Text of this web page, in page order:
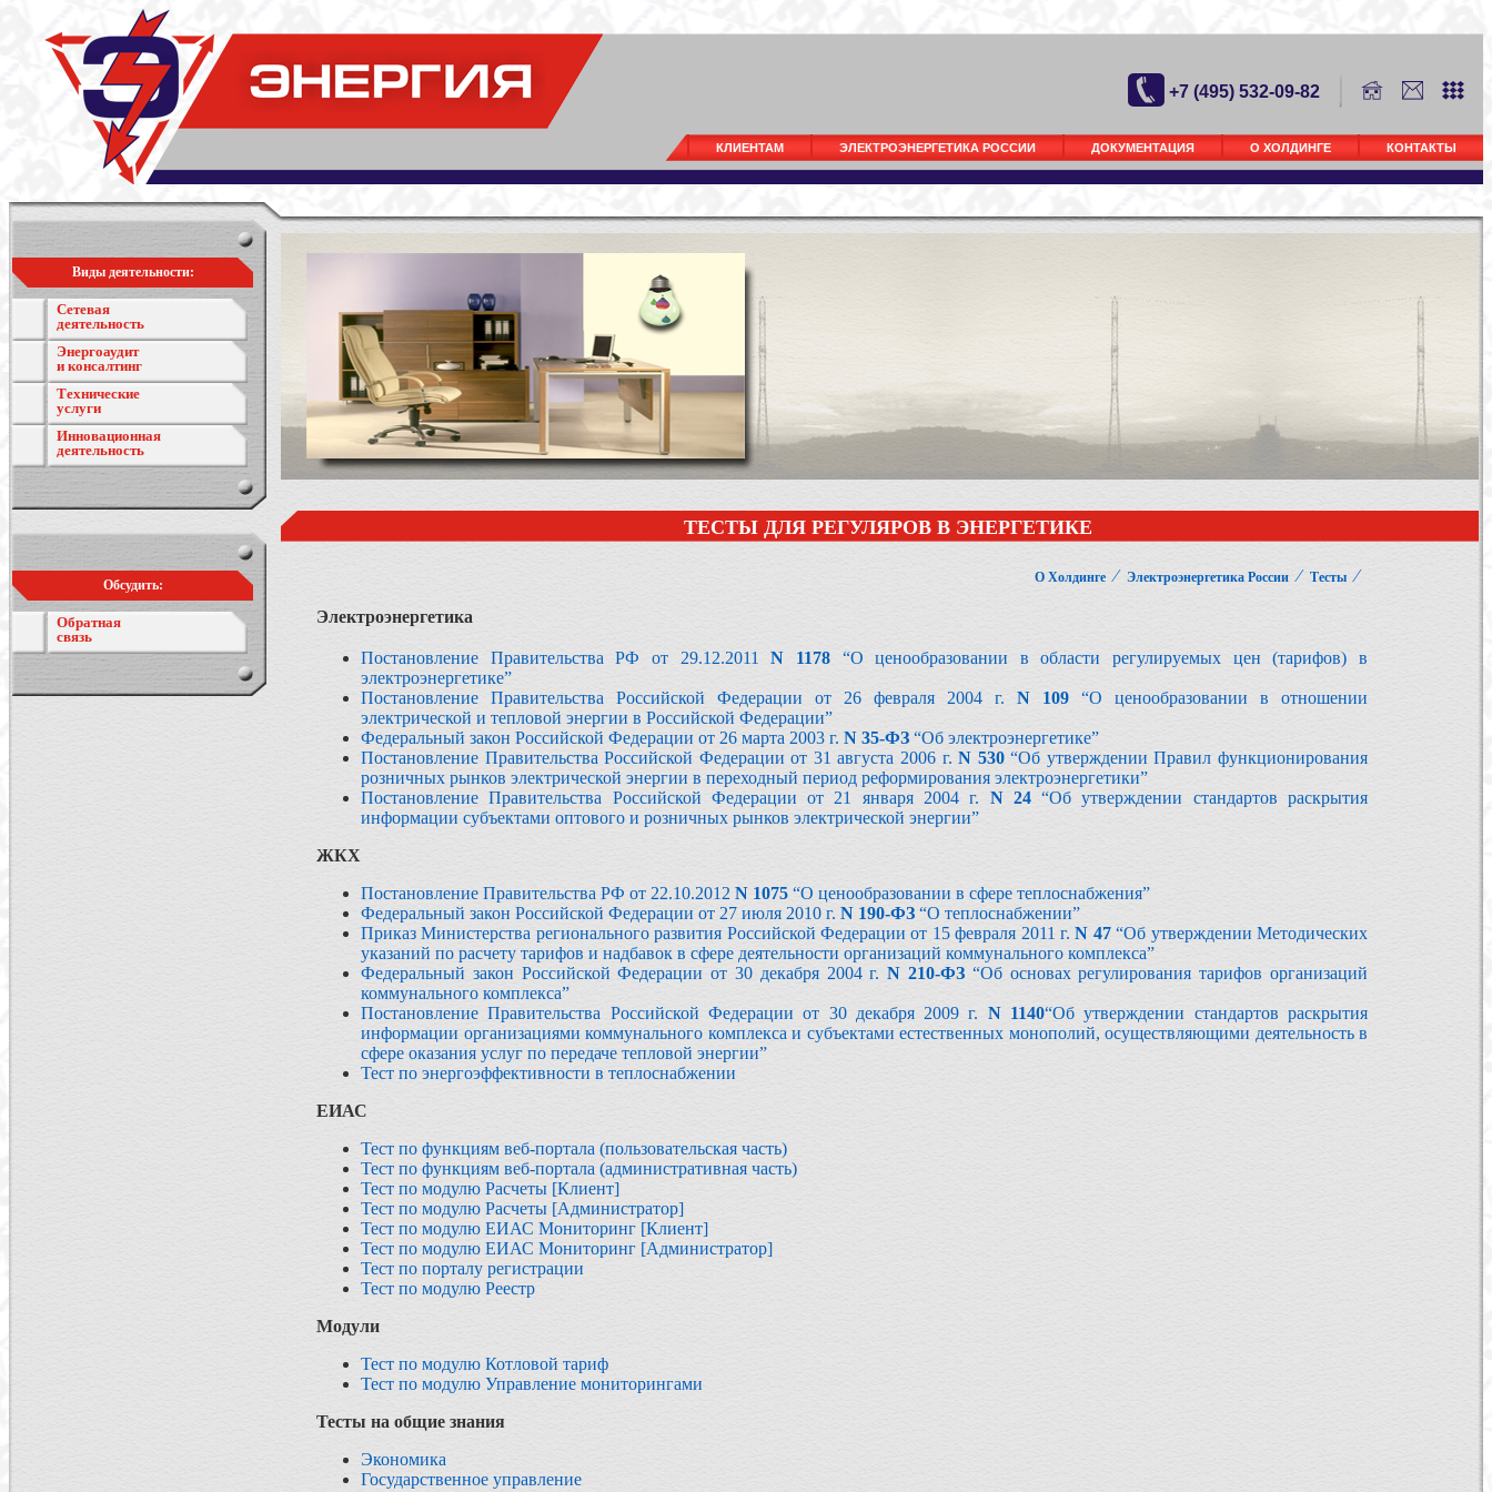
+7 (495) 532-09-82
КЛИЕНТАМ ЭЛЕКТРОЭНЕРГЕТИКА РОССИИ ДОКУМЕНТАЦИЯ О ХОЛДИНГЕ КОНТАКТЫ
Виды деятельности:
Сетевая
деятельность
Энергоаудит
и консалтинг
Технические
услуги
Инновационная
деятельность
Обсудить:
Обратная
связь
ТЕСТЫ ДЛЯ РЕГУЛЯРОВ В ЭНЕРГЕТИКЕ
О Холдинге ⁄ Электроэнергетика России ⁄ Тесты ⁄
Электроэнергетика
Постановление Правительства РФ от 29.12.2011N 1178“О ценообразовании в области регулируемых цен (тарифов) в
электроэнергетике”
Постановление Правительства Российской Федерации от 26 февраля 2004 г. N 109 “О ценообразовании в отношении
электрической и тепловой энергии в Российской Федерации”
Федеральный закон Российской Федерации от 26 марта 2003 г. N 35-ФЗ “Об электроэнергетике”
Постановление Правительства Российской Федерации от 31 августа 2006 г.N 530“Об утверждении Правил функционирования
розничных рынков электрической энергии в переходный период реформирования электроэнергетики”
Постановление Правительства Российской Федерации от 21 января 2004 г. N 24“Об утверждении cтандартов раскрытия
информации субъектами оптового и розничных рынков электрической энергии”
ЖКХ
Постановление Правительства РФ от 22.10.2012 N 1075 “О ценообразовании в сфере теплоснабжения”
Федеральный закон Российской Федерации от 27 июля 2010 г. N 190-ФЗ “О теплоснабжении”
Приказ Министерства регионального развития Российской Федерации от 15 февраля 2011 г.N 47“Об утверждении Методических
указаний по расчету тарифов и надбавок в сфере деятельности организаций коммунального комплекса”
Федеральный закон Российской Федерации от 30 декабря 2004 г.N 210-ФЗ “Об основах регулирования тарифов организаций
коммунального комплекса”
Постановление Правительства Российской Федерации от 30 декабря 2009 г. N 1140“Об утверждении стандартов раскрытия
информации организациями коммунального комплекса и субъектами естественных монополий, осуществляющими деятельность в
сфере оказания услуг по передаче тепловой энергии”
Тест по энергоэффективности в теплоснабжении
ЕИАС
Тест по функциям веб-портала (пользовательская часть)
Тест по функциям веб-портала (административная часть)
Тест по модулю Расчеты [Клиент]
Тест по модулю Расчеты [Администратор]
Тест по модулю ЕИАС Мониторинг [Клиент]
Тест по модулю ЕИАС Мониторинг [Администратор]
Тест по порталу регистрации
Тест по модулю Реестр
Модули
Тест по модулю Котловой тариф
Тест по модулю Управление мониторингами
Тесты на общие знания
Экономика
Государственное управление